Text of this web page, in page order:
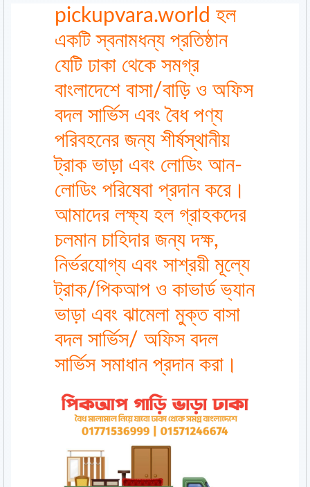
pickupvara.world হল
একটি স্বনামধন্য প্রতিষ্ঠান
যেটি ঢাকা থেকে সমগ্র
বাংলাদেশে বাসা/বাড়ি ও অফিস
বদল সার্ভিস এবং বৈধ পণ্য
পরিবহনের জন্য শীর্ষস্থানীয়
ট্রাক ভাড়া এবং লোডিং আন-
লোডিং পরিষেবা প্রদান করে।
আমাদের লক্ষ্য হল গ্রাহকদের
চলমান চাহিদার জন্য দক্ষ,
নির্ভরযোগ্য এবং সাশ্রয়ী মূল্যে
ট্রাক/পিকআপ ও কাভার্ড ভ্যান
ভাড়া এবং ঝামেলা মুক্ত বাসা
বদল সার্ভিস/ অফিস বদল
সার্ভিস সমাধান প্রদান করা।